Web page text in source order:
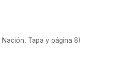
Nación, Tapa y página 8)